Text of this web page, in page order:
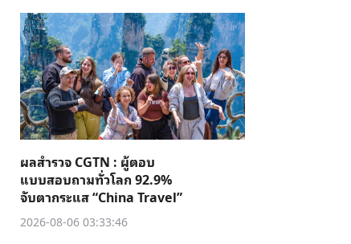
ผลสำรวจ CGTN : ผู้ตอบ
แบบสอบถามทั่วโลก 92.9%
จับตากระแส “China Travel”
2026-08-06 03:33:46